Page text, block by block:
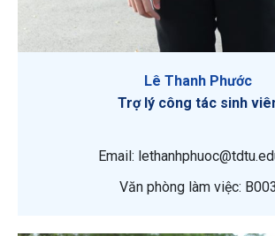
Lê Thanh Phước
Trợ lý công tác sinh
Email:
Văn phòng làm việc: B003